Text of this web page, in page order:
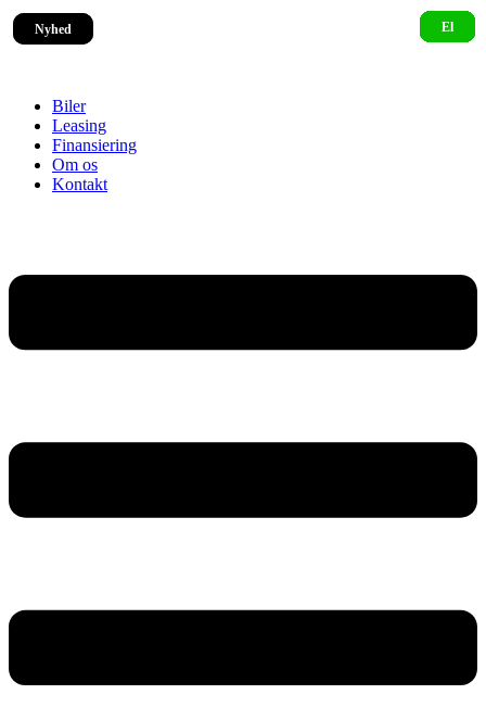
Biler
Leasing
Finansiering
Om os
Kontakt
Nyhed
Nyhed